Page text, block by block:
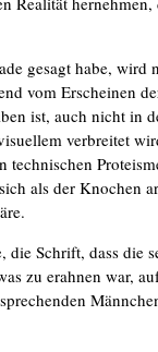
gesagt habe, wird
vom Erschei­nen
ist, auch nicht in
ver­brei­tet
tech­ni­schen
als der Kno­chen
die Schrift, dass die
zu erah­nen war,